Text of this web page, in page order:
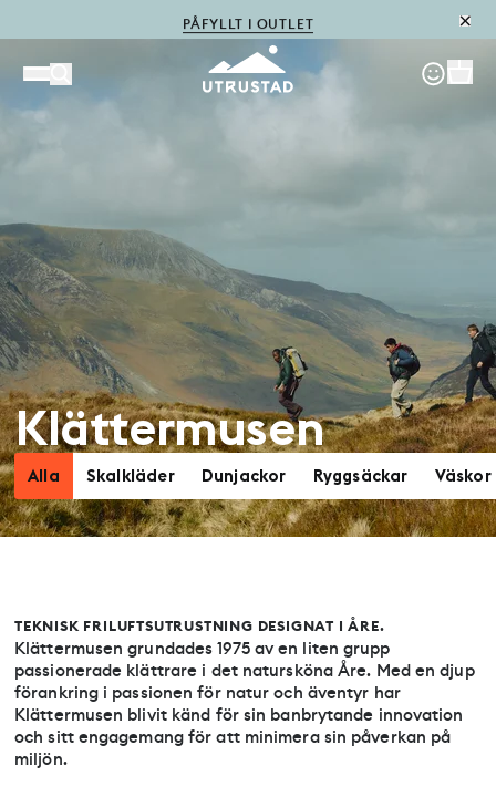
PÅFYLLT I OUTLET
Klättermusen
Alla Skalkläder Dunjackor Ryggsäckar Väskor
TEKNISK FRILUFTSUTRUSTNING DESIGNAT I ÅRE.
Klättermusen grundades 1975 av en liten grupp
passionerade klättrare i det natursköna Åre. Med en djup
förankring i passionen för natur och äventyr har
Klättermusen blivit känd för sin banbrytande innovation
och sitt engagemang för att minimera sin påverkan på
miljön.